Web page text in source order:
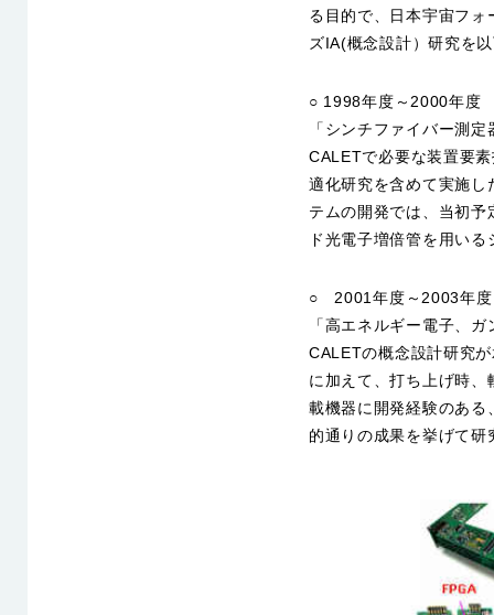
る目的で、日本宇宙フ
ズIA(概念設計）研究を
○ 1998年度～2000年度
「シンチファイバー測
CALETで必要な装置要
適化研究を含めて実施
テムの開発では、当初
ド光電子増倍管を用い
○ 2001年度～2003年度
「高エネルギー電子、
CALETの概念設計研究
に加えて、打ち上げ時
載機器に開発経験のあ
的通りの成果を挙げて研